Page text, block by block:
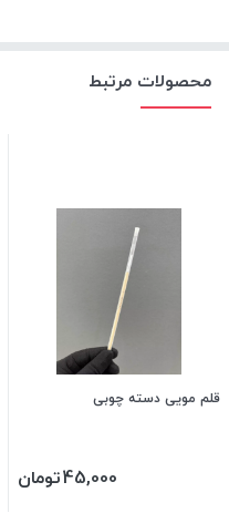
محصولات مرتبط
قلم مویی دسته چوبی
45,000تومان